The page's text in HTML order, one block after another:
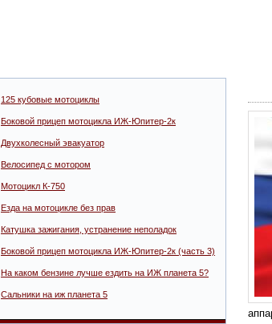
125 кубовые мотоциклы
Боковой прицеп мотоцикла ИЖ-Юпитер-2к
Двухколесный эвакуатор
Велосипед с мотором
Мотоцикл К-750
Езда на мотоцикле без прав
Катушка зажигания, устранение неполадок
Боковой прицеп мотоцикла ИЖ-Юпитер-2к (часть 3)
На каком бензине лучше ездить на ИЖ планета 5?
Сальники на иж планета 5